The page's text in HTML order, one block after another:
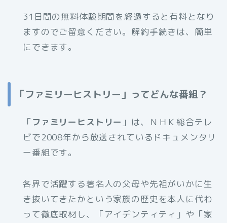
31日間の無料体験期間を経過すると有料となり
ますのでご留意ください。解約手続きは、簡単
にできます。
「ファミリーヒストリー」ってどんな番組？
「ファミリーヒストリー 」は、ＮＨＫ総合テレ
ビで2008年から放送されているドキュメンタリ
ー番組です。
各界で活躍する著名人の父母や先祖がいかに生
き抜いてきたかという家族の歴史を本人に代わ
って徹底取材し、「アイデンティティ」や「家